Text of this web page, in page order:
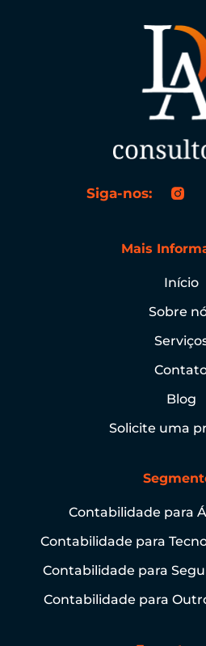
Siga-nos:
Mais
Início
Sobre
Blog
Solicite uma
Contabilidade para
Contabilidade para
Contabilidade para
Contabilidade para